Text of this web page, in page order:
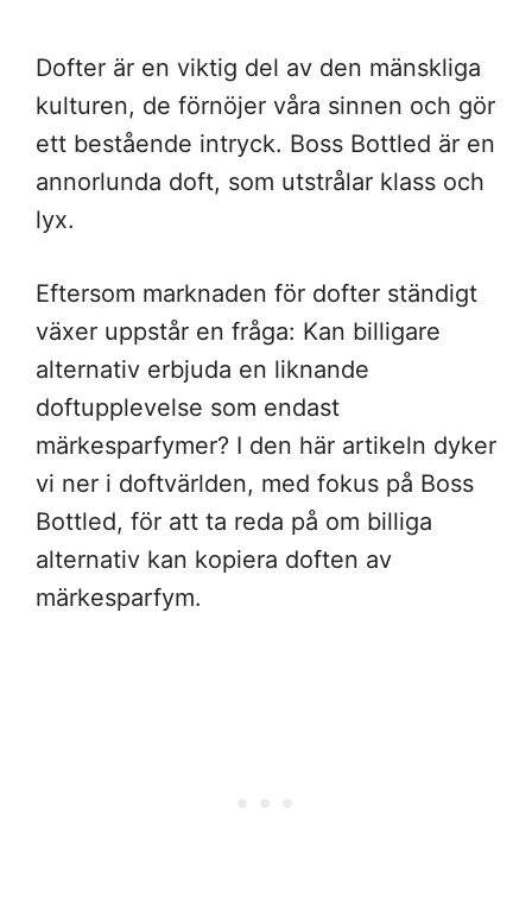
Dofter är en viktig del av den mänskliga
kulturen, de förnöjer våra sinnen och gör
ett bestående intryck. Boss Bottled är en
annorlunda doft, som utstrålar klass och
lyx.
Eftersom marknaden för dofter ständigt
växer uppstår en fråga: Kan billigare
alternativ erbjuda en liknande
doftupplevelse som endast
märkesparfymer? I den här artikeln dyker
vi ner i doftvärlden, med fokus på Boss
Bottled, för att ta reda på om billiga
alternativ kan kopiera doften av
märkesparfym.